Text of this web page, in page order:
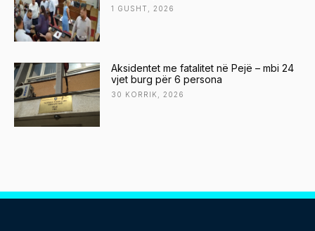
1 GUSHT, 2026
Aksidentet me fatalitet në Pejë – mbi 24
vjet burg për 6 persona
30 KORRIK, 2026